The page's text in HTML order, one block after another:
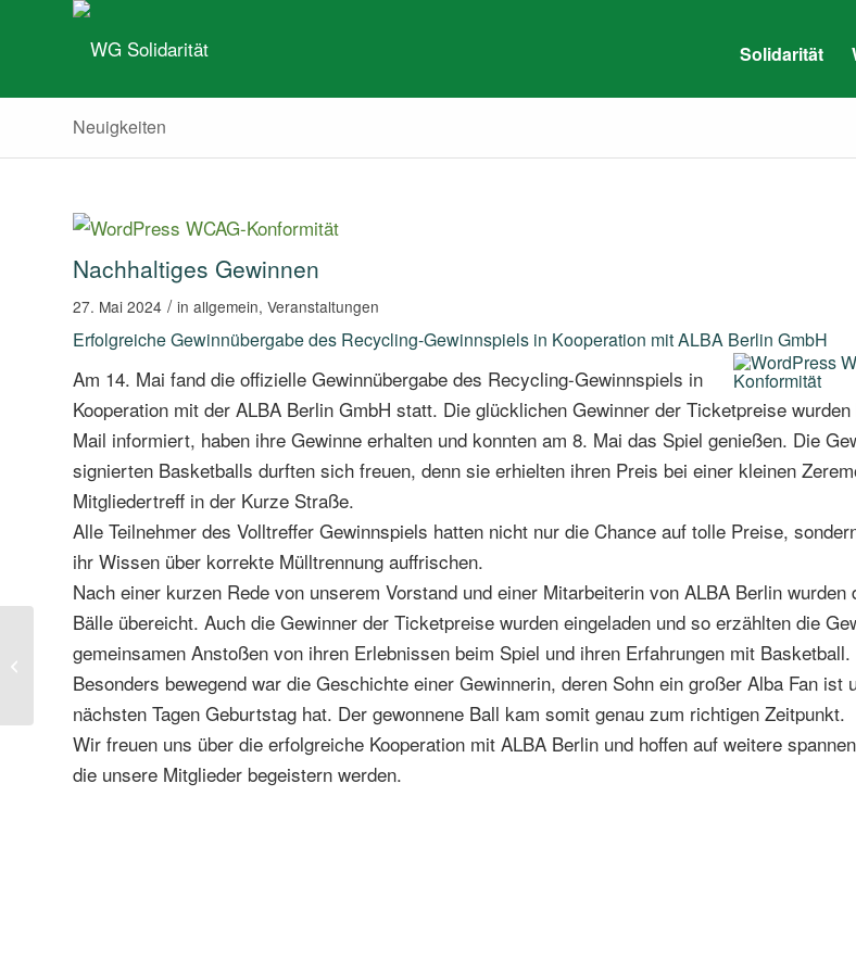
Solidarität
Neuigkeiten
Nachhaltiges Gewinnen
27. Mai 2024 / in allgemein, Veranstaltungen
Erfolgreiche Gewinnübergabe des Recycling-Gewinnspiels in Kooperation mit ALBA Berlin GmbH
Am 14. Mai fand die offizielle Gewinnübergabe des Recycling-Gewinnspiels in
Kooperation mit der ALBA Berlin GmbH statt. Die glücklichen Gewinner der Ticketpreise
Mail informiert, haben ihre Gewinne erhalten und konnten am 8. Mai das Spiel genießen. Die
signierten Basketballs durften sich freuen, denn sie erhielten ihren Preis bei einer kleinen
Mitgliedertreff in der Kurze Straße.
Alle Teilnehmer des Volltreffer Gewinnspiels hatten nicht nur die Chance auf tolle Preise,
ihr Wissen über korrekte Mülltrennung auffrischen.
Nach einer kurzen Rede von unserem Vorstand und einer Mitarbeiterin von ALBA Berlin wurden
Bälle übereicht. Auch die Gewinner der Ticketpreise wurden eingeladen und so erzählten die
gemeinsamen Anstoßen von ihren Erlebnissen beim Spiel und ihren Erfahrungen mit Basketball.
Besonders bewegend war die Geschichte einer Gewinnerin, deren Sohn ein großer Alba Fan ist
nächsten Tagen Geburtstag hat. Der gewonnene Ball kam somit genau zum richtigen Zeitpunkt.
Wir freuen uns über die erfolgreiche Kooperation mit ALBA Berlin und hoffen auf weitere
die unsere Mitglieder begeistern werden.
Erreichbarkeit am 15.
Mai 2024